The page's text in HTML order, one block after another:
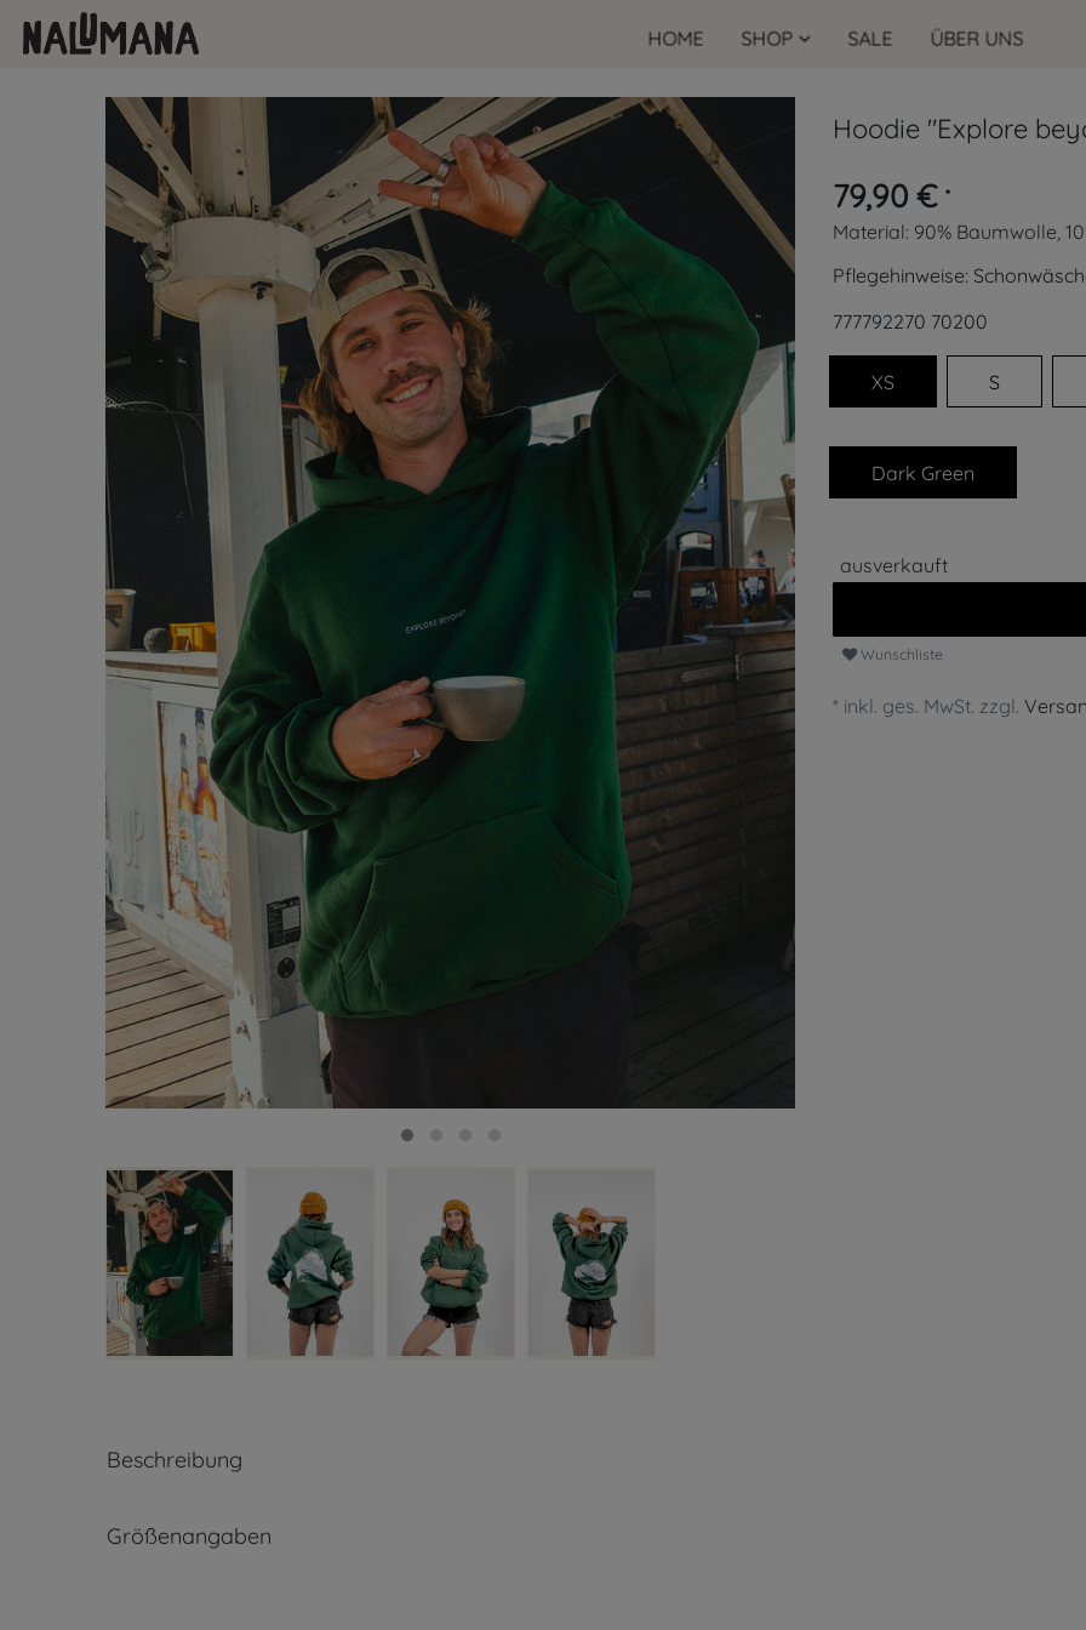
HOME SHOP SALE ÜBER UNS
Hoodie "Explore
79,90 € *
Material: 90% Baumwolle,
Pflegehinweise:
777792270 70200
XS S
Dark Green
ausverkauft
Wunschliste
* inkl. ges. MwSt. zzgl.
Beschreibung
Größenangaben